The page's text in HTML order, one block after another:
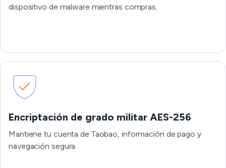
dispositivo de malware mientras compras.
Encriptación de grado militar AES-256
Mantiene tu cuenta de Taobao, información de pago y
navegación segura.